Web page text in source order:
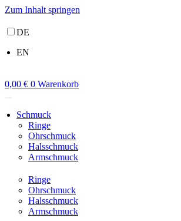
Zum Inhalt springen
DE
EN
0,00 € 0 Warenkorb
Schmuck
Ringe
Ohrschmuck
Halsschmuck
Armschmuck
Ringe
Ohrschmuck
Halsschmuck
Armschmuck